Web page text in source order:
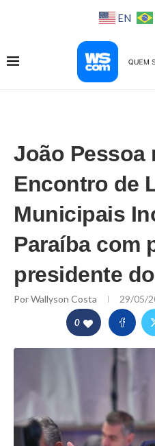
EN
João Pessoa
Encontro de
Municipais
Paraíba com
presidente
PorWallyson Costa 29/05/
0